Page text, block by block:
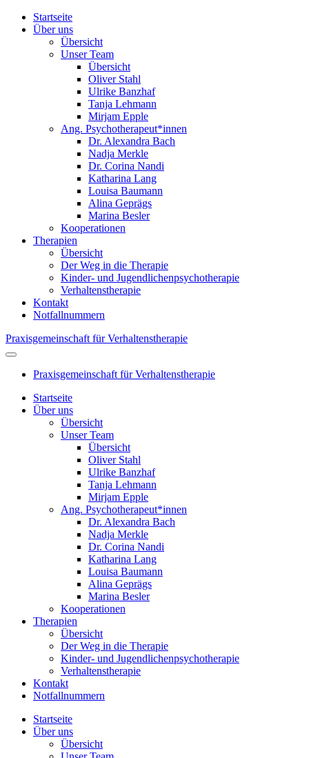
Startseite
Über uns
Übersicht
Unser Team
Übersicht
Oliver Stahl
Ulrike Banzhaf
Tanja Lehmann
Mirjam Epple
Ang. Psychotherapeut*innen
Dr. Alexandra Bach
Nadja Merkle
Dr. Corina Nandi
Katharina Lang
Louisa Baumann
Alina Geprägs
Marina Besler
Kooperationen
Therapien
Übersicht
Der Weg in die Therapie
Kinder- und Jugendlichenpsychotherapie
Verhaltenstherapie
Kontakt
Notfallnummern
Praxisgemeinschaft für Verhaltenstherapie
Praxisgemeinschaft für Verhaltenstherapie
Startseite
Über uns
Übersicht
Unser Team
Übersicht
Oliver Stahl
Ulrike Banzhaf
Tanja Lehmann
Mirjam Epple
Ang. Psychotherapeut*innen
Dr. Alexandra Bach
Nadja Merkle
Dr. Corina Nandi
Katharina Lang
Louisa Baumann
Alina Geprägs
Marina Besler
Kooperationen
Therapien
Übersicht
Der Weg in die Therapie
Kinder- und Jugendlichenpsychotherapie
Verhaltenstherapie
Kontakt
Notfallnummern
Startseite
Über uns
Übersicht